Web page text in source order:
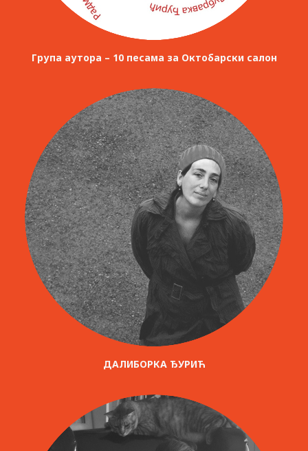
Група аутора – 10 песама за Октобарски салон
ДАЛИБОРКА ЂУРИЋ